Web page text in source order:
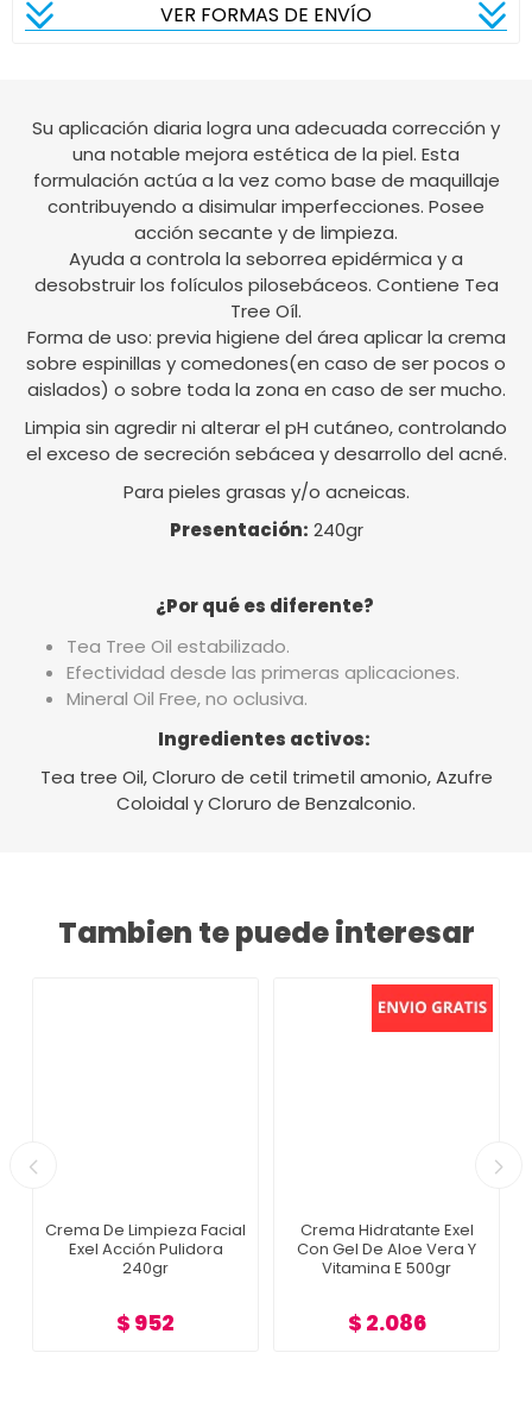
VER FORMAS DE ENVÍO
Su aplicación diaria logra una adecuada corrección y
una notable mejora estética de la piel. Esta
formulación actúa a la vez como base de maquillaje
contribuyendo a disimular imperfecciones. Posee
acción secante y de limpieza.
Ayuda a controla la seborrea epidérmica y a
desobstruir los folículos pilosebáceos. Contiene Tea
Tree Oíl.
Forma de uso: previa higiene del área aplicar la crema
sobre espinillas y comedones(en caso de ser pocos o
aislados) o sobre toda la zona en caso de ser mucho.
Limpia sin agredir ni alterar el pH cutáneo, controlando
el exceso de secreción sebácea y desarrollo del acné.
Para pieles grasas y/o acneicas.
Presentación: 240gr
¿Por qué es diferente?
Tea Tree Oil estabilizado.
Efectividad desde las primeras aplicaciones.
Mineral Oil Free, no oclusiva.
Ingredientes activos:
Tea tree Oil, Cloruro de cetil trimetil amonio, Azufre
Coloidal y Cloruro de Benzalconio.
Tambien te puede interesar
Crema De Limpieza Facial
Exel Acción Pulidora
240gr
$ 952
Crema Hidratante Exel
Con Gel De Aloe Vera Y
Vitamina E 500gr
$ 2.086